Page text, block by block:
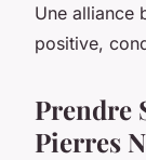
Une alliance
positive,
Prendre
Pierres